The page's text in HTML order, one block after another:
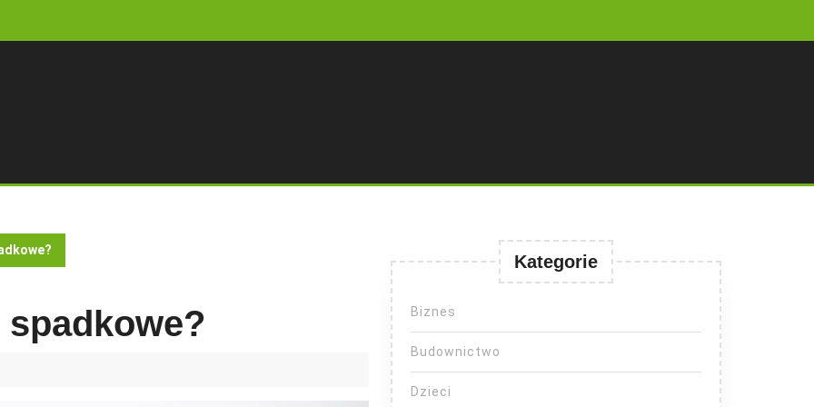
Kategorie
Biznes
Budownictwo
Dzieci